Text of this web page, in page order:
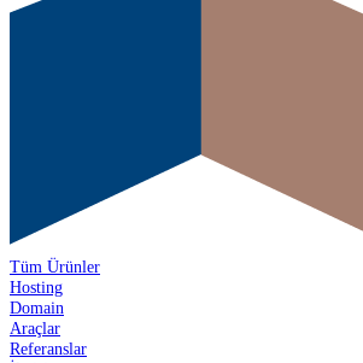
Tüm Ürünler
Hosting
Domain
Araçlar
Referanslar